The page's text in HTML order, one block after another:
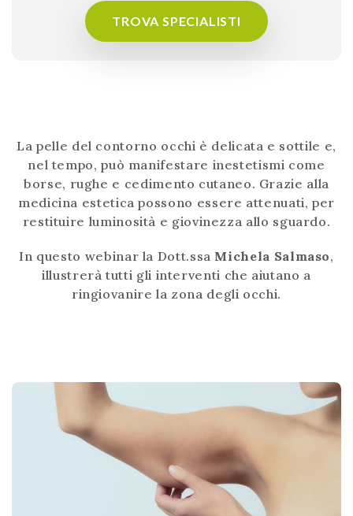
TROVA SPECIALISTI
La pelle del contorno occhi è delicata e sottile e,
nel tempo, può manifestare inestetismi come
borse, rughe e cedimento cutaneo. Grazie alla
medicina estetica possono essere attenuati, per
restituire luminosità e giovinezza allo sguardo.
In questo webinar la Dott.ssa Michela Salmaso,
illustrerà tutti gli interventi che aiutano a
ringiovanire la zona degli occhi.